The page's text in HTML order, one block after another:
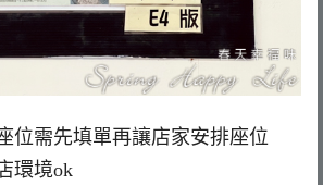
位需先填單再讓店家安排座位
環境ok